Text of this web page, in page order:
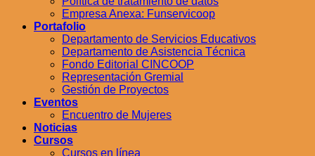
Empresa Anexa: Funservicoop
Portafolio
Departamento de Servicios Educativos
Departamento de Asistencia Técnica
Fondo Editorial CINCOOP
Representación Gremial
Gestión de Proyectos
Eventos
Encuentro de Mujeres
Noticias
Cursos
Cursos en línea